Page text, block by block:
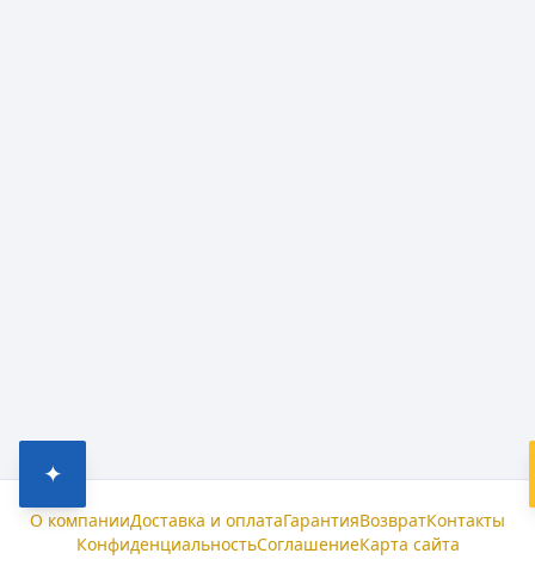
✦
О компанииДоставка и оплатаГарантияВозвратКонтакты
КонфиденциальностьСоглашениеКарта сайта